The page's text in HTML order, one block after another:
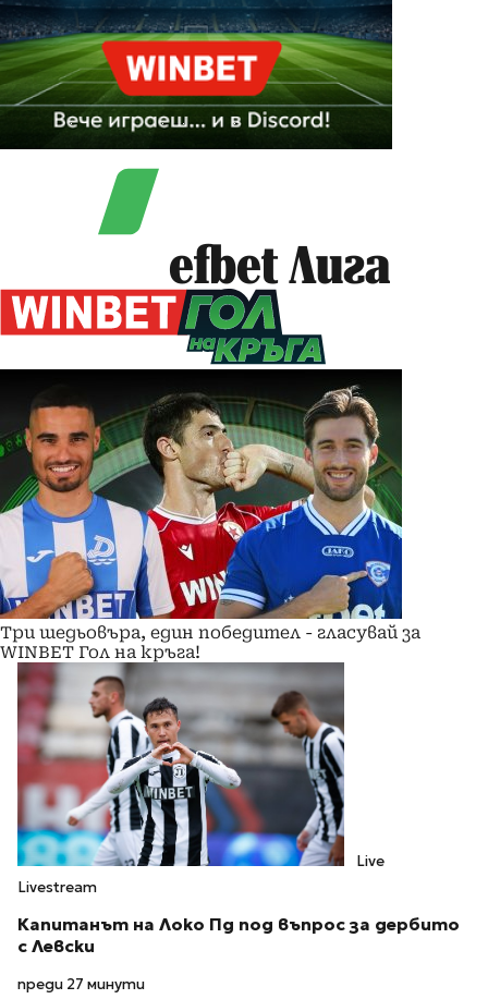
efbet Лига
Три шедьовъра, един победител - гласувай за
WINBET Гол на кръга!
Live
Livestream
Капитанът на Локо Пд под въпрос за дербито
с Левски
преди 27 минути